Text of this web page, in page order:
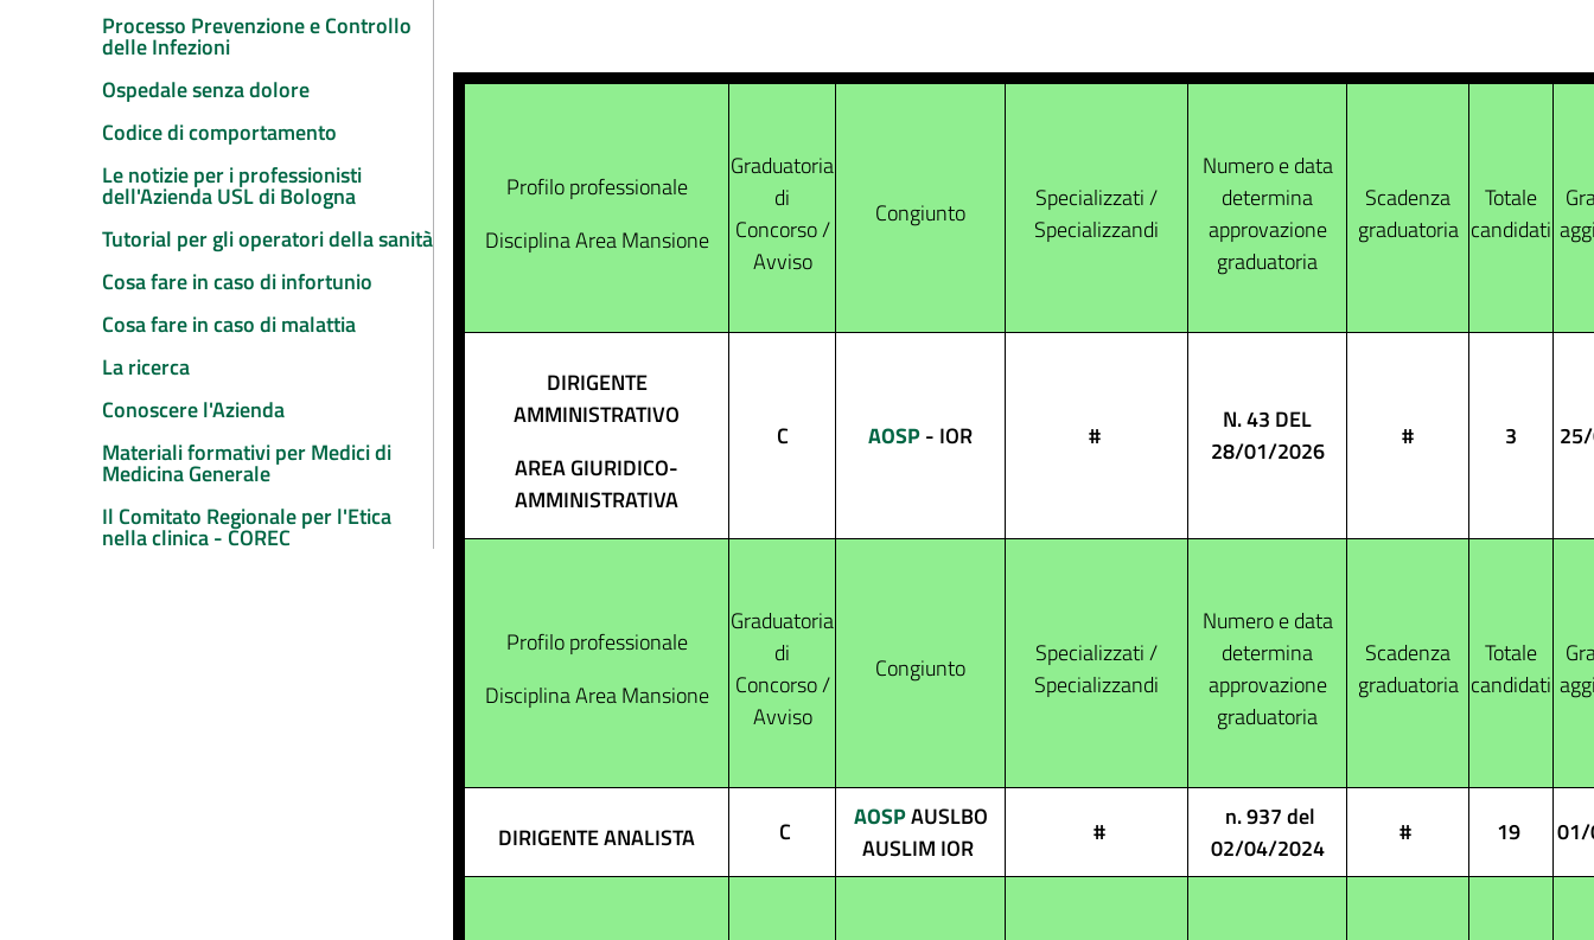
Processo Prevenzione e Controllo
delle Infezioni
Ospedale senza dolore
Codice di comportamento
Le notizie per i professionisti
dell'Azienda USL di Bologna
Tutorial per gli operatori della sanità
Cosa fare in caso di infortunio
Cosa fare in caso di malattia
La ricerca
Conoscere l'Azienda
Materiali formativi per Medici di
Medicina Generale
Il Comitato Regionale per l'Etica
nella clinica - COREC
Profilo professionale
Disciplina Area Mansione
Graduatoria
di
Concorso /
Avviso
Congiunto
Specializzati /
Specializzandi
Numero e data
determina
approvazione
graduatoria
Scadenza
graduatoria
Totale
candidati
DIRIGENTE
AMMINISTRATIVO
AREA GIURIDICO-
AMMINISTRATIVA
C AOSP- IOR #
N. 43 DEL
28/01/2026
# 3
Profilo professionale
Disciplina Area Mansione
Graduatoria
di
Concorso /
Avviso
Congiunto
Specializzati /
Specializzandi
Numero e data
determina
approvazione
graduatoria
Scadenza
graduatoria
Totale
candidati
DIRIGENTE ANALISTA C AOSPAUSLBO
AUSLIM IOR
#
n. 937 del
02/04/2024
# 19